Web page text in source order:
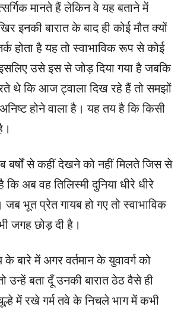
मानते हैं लेकिन वे यह बताने में
इनकी बारात के बाद ही कोई मौत क्यों
होता है यह तो स्वाभाविक रूप से कोई
इसलिए उसे इस से जोड़ दिया गया है जबकि
थे कि आज ट्वाला दिख रहे हैं तो समझों
होने वाला है। यह तय है कि किसी
बर्षों से कहीं देखने को नहीं मिलते जिस से
अब वह तिलिस्मी दुनिया धीरे धीरे
जब भूत प्रेत गायब हो गए तो स्वाभाविक
जगह छोड़ दी है।
के बारे में अगर वर्तमान के युवावर्ग को
उन्हें बता दूँ उनकी बारात ठेठ वैसे ही
में रखे गर्म तवे के निचले भाग में कभी